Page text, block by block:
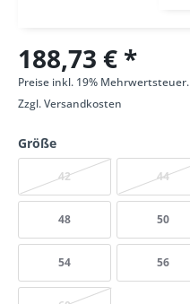
188,73 € *
Preise inkl. 19% Mehrwertsteuer.
Zzgl.Versandkosten
Größe
42 44
48 50
54 56